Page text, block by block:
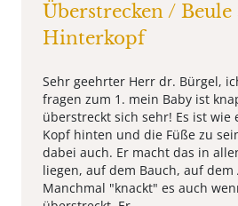
Überstrecken / Beule
Hinterkopf
Sehr geehrter Herr dr. Bürgel,
fragen zum 1. mein Baby ist
überstreckt sich sehr! Es ist wie
Kopf hinten und die Füße zu
dabei auch. Er macht das in
liegen, auf dem Bauch, auf dem
Manchmal "knackt" es auch